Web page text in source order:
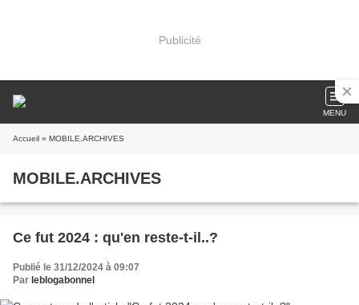
Publicité
MENU
Accueil » MOBILE.ARCHIVES
MOBILE.ARCHIVES
Ce fut 2024 : qu'en reste-t-il..?
Publié le 31/12/2024 à 09:07
Par leblogabonnel